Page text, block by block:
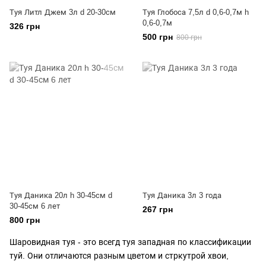
Туя Литл Джем 3л d 20-30см
326 грн
Туя Глобоса 7,5л d 0,6-0,7м h
0,6-0,7м
500 грн 800 грн
Туя Даника 20л h 30-45см d
30-45см 6 лет
800 грн
Туя Даника 3л 3 года
267 грн
Шаровидная туя - это всегд туя западная по классификации
туй. Они отличаются разным цветом и стркутрой хвои,